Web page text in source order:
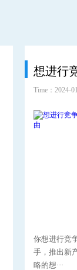
Time：2024-
你想进行竞
手，推出新
略的想···